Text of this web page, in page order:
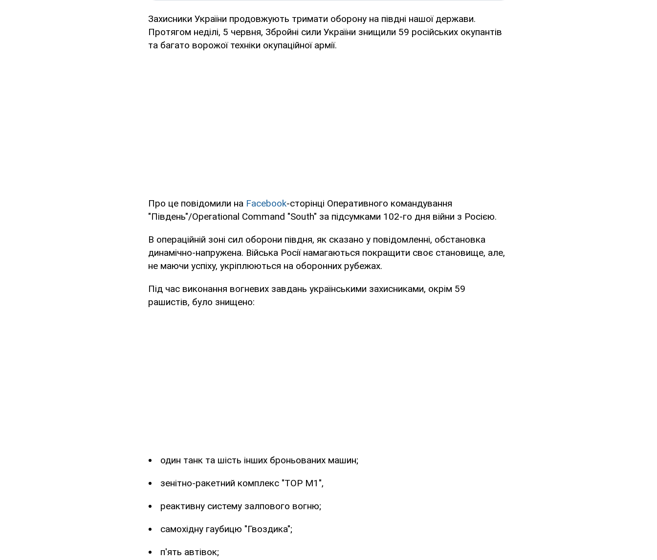
Захисники України продовжують тримати оборону на півдні нашої держави.
Протягом неділі, 5 червня, Збройні сили України знищили 59 російських окупантів
та багато ворожої техніки окупаційної армії.
Про це повідомили на Facebook-сторінці Оперативного командування
"Південь"/Operational Command "South" за підсумками 102-го дня війни з Росією.
В операційній зоні сил оборони півдня, як сказано у повідомленні, обстановка
динамічно-напружена. Війська Росії намагаються покращити своє становище, але,
не маючи успіху, укріплюються на оборонних рубежах.
Під час виконання вогневих завдань українськими захисниками, окрім 59
рашистів, було знищено:
один танк та шість інших броньованих машин;
зенітно-ракетний комплекс "ТОР М1",
реактивну систему залпового вогню;
самохідну гаубицю "Гвоздика";
п'ять автівок;